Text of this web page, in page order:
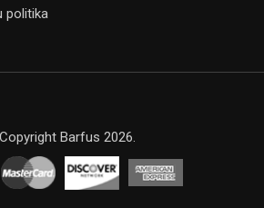
politika
Barfus 2026.